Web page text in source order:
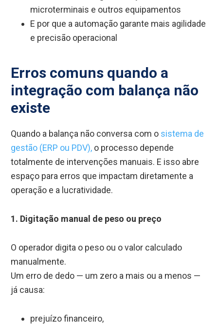
microterminais e outros equipamentos
E por que a automação garante mais agilidade
e precisão operacional
Erros comuns quando a
integração com balança não
existe
Quando a balança não conversa com o sistema de
gestão (ERP ou PDV), o processo depende
totalmente de intervenções manuais. E isso abre
espaço para erros que impactam diretamente a
operação e a lucratividade.
1. Digitação manual de peso ou preço
O operador digita o peso ou o valor calculado
manualmente.
Um erro de dedo — um zero a mais ou a menos —
já causa:
prejuízo financeiro,